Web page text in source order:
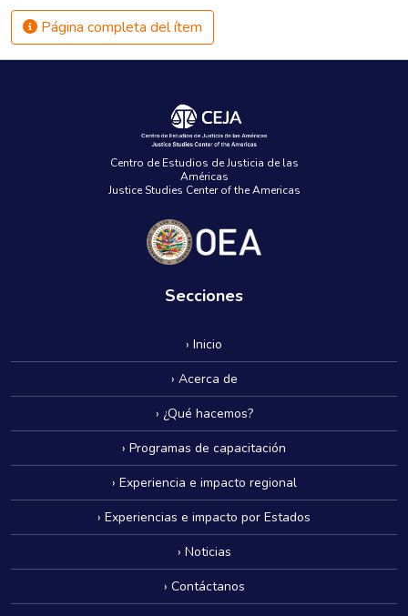
Página completa del ítem
Centro de Estudios de Justicia de las
Américas
Justice Studies Center of the Americas
Secciones
› Inicio
› Acerca de
› ¿Qué hacemos?
› Programas de capacitación
› Experiencia e impacto regional
› Experiencias e impacto por Estados
› Noticias
› Contáctanos